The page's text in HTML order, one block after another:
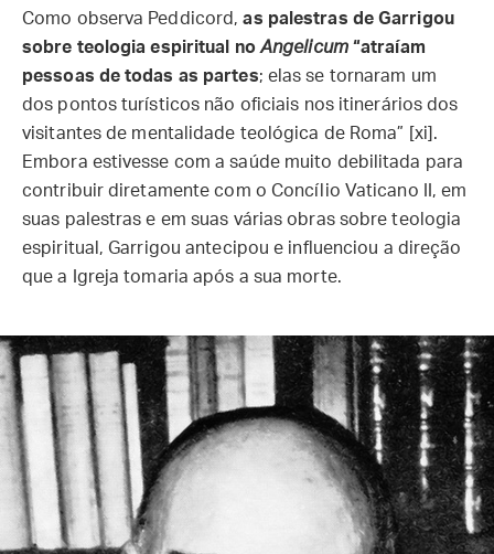
Como observa Peddicord,as palestras de Garrigou
sobre teologia espiritual no Angelicum“atraíam
pessoas de todas as partes; elas se tornaram um
dos pontos turísticos não oficiais nos itinerários dos
visitantes de mentalidade teológica de Roma” [xi].
Embora estivesse com a saúde muito debilitada para
contribuir diretamente com o Concílio Vaticano II, em
suas palestras e em suas várias obras sobre teologia
espiritual, Garrigou antecipou e influenciou a direção
que a Igreja tomaria após a sua morte.